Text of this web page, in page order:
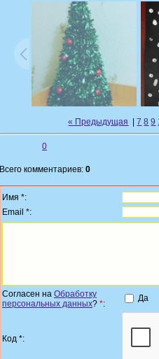
« Предыдущая |7 8 9
0
Всего комментариев: 0
Имя *:
Email *:
Согласен на Обработку
персональных данных? *:
Да
Код *: